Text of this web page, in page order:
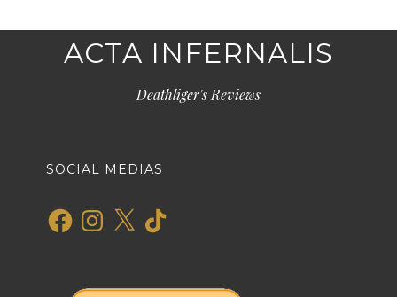
ACTA INFERNALIS
Deathliger's Reviews
SOCIAL MEDIAS
FacebookInstagram
X TikTok